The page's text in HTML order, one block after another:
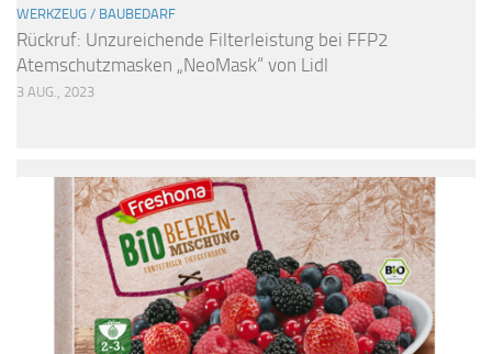
WERKZEUG / BAUBEDARF
Rückruf: Unzureichende Filterleistung bei FFP2
Atemschutzmasken „NeoMask“ von Lidl
3 AUG., 2023